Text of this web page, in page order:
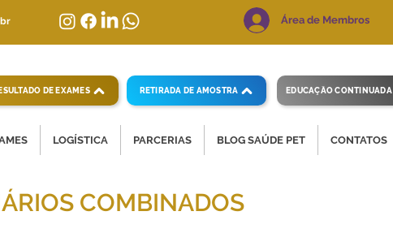
Área de Membros
DE EXAMES RETIRADA DE AMOSTRA EDUCAÇÃO CONTINUADA
LOGÍSTICA PARCERIAS BLOG SAÚDE PET CONTATOS
COMBINADOS